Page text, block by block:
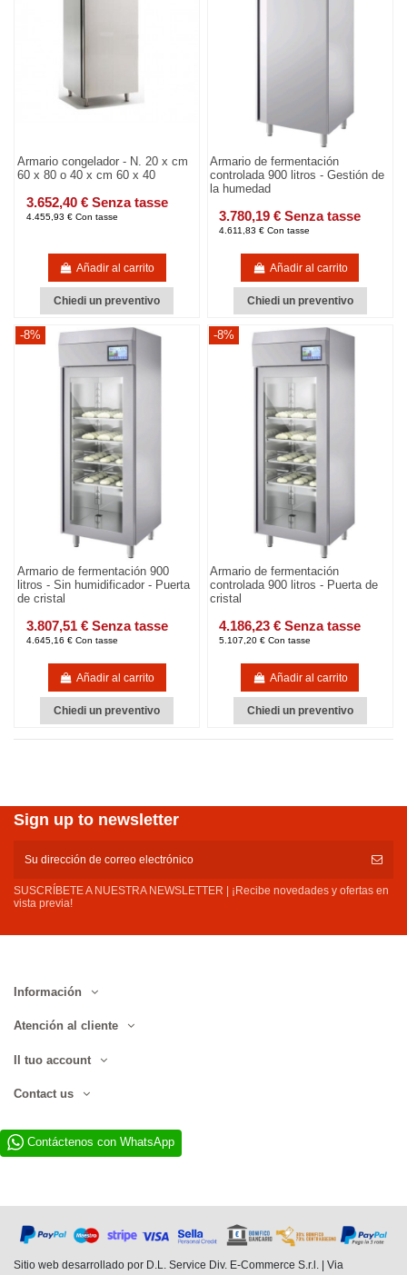
Armario congelador - N. 20 x cm
60 x 80 o 40 x cm 60 x 40
3.652,40 € Senza tasse
4.455,93 € Con tasse
Añadir al carrito
Chiedi un preventivo
Armario de fermentación
controlada 900 litros - Gestión de
la humedad
3.780,19 € Senza tasse
4.611,83 € Con tasse
Añadir al carrito
Chiedi un preventivo
-8%
Armario de fermentación 900
litros - Sin humidificador - Puerta
de cristal
3.807,51 € Senza tasse
4.645,16 € Con tasse
Añadir al carrito
Chiedi un preventivo
-8%
Armario de fermentación
controlada 900 litros - Puerta de
cristal
4.186,23 € Senza tasse
5.107,20 € Con tasse
Añadir al carrito
Chiedi un preventivo
Sign up to newsletter
SUSCRÍBETE A NUESTRA NEWSLETTER | ¡Recibe novedades y ofertas en
vista previa!
Información
Atención al cliente
Il tuo account
Contact us
Contáctenos con WhatsApp
Sitio web desarrollado por D.L. Service Div. E-Commerce S.r.l. | Via